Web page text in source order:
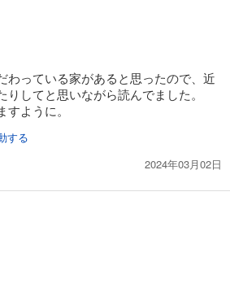
わっている家があると思ったので、近
りしてと思いながら読んでました。
ように。
する
2024年03月02日